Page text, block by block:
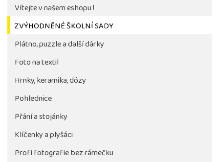
Tlačítko pro stažení fotografie bude aktivni až po
objednávky školy
Vítejte v našem eshopu !
ZVÝHODNĚNÉ ŠKOLNÍ SADY
Plátno, puzzle a další dárky
Foto na textil
Hrnky, keramika, dózy
Pohlednice
Přání a stojánky
Klíčenky a plyšáci
Profi fotografie bez rámečku